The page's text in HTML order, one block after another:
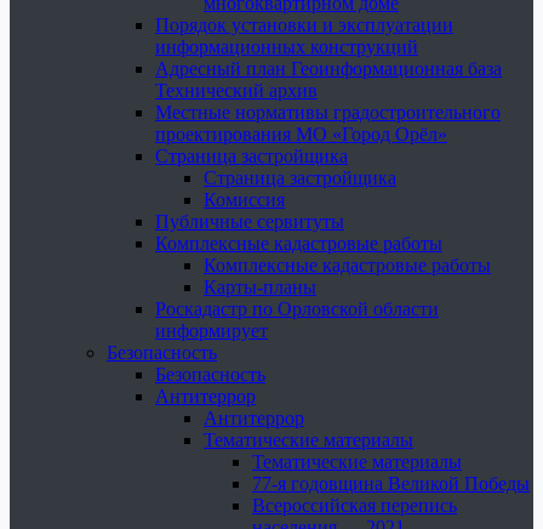
Порядок установки и эксплуатации
информационных конструкций
Адресный план Геоинформационная база
Технический архив
Местные нормативы градостроительного
проектирования МО «Город Орёл»
Страница застройщика
Страница застройщика
Комиссия
Публичные сервитуты
Комплексные кадастровые работы
Комплексные кадастровые работы
Карты-планы
Роскадастр по Орловской области
информирует
Безопасность
Безопасность
Антитеррор
Антитеррор
Тематические материалы
Тематические материалы
77-я годовщина Великой Победы
Всероссийская перепись